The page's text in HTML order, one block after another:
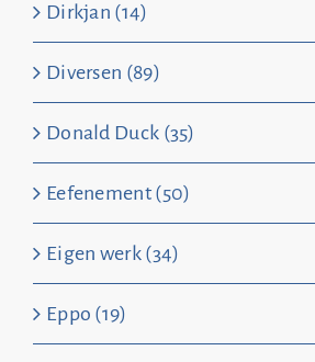
Dirkjan (14)
Diversen (89)
Donald Duck (35)
Eefenement (50)
Eigen werk (34)
Eppo (19)